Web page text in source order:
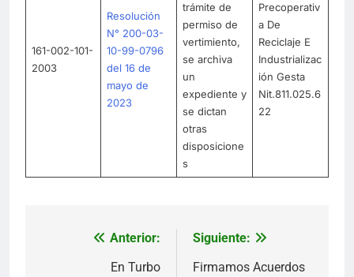
161-002-101-
2003
Resolución
N° 200-03-
10-99-0796
del 16 de
mayo de
2023
trámite de
permiso de
vertimiento,
se archiva
un
expediente y
se dictan
otras
disposicione
s
Precoperativ
a De
Reciclaje E
Industrializac
ión Gesta
Nit.811.025.6
22
Navegación
Anterior:
En Turbo
Siguiente:
Firmamos Acuerdos